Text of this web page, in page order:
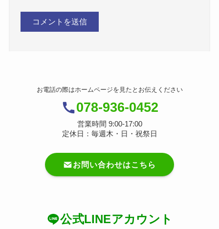
お電話の際はホームページを見たとお伝えください
078-936-0452
営業時間 9:00-17:00
定休日：毎週木・日・祝祭日
お問い合わせはこちら
公式LINEアカウント